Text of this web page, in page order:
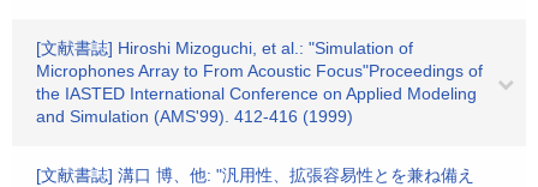
[文献書誌] Hiroshi Mizoguchi, et al.: "Simulation of
Microphones Array to From Acoustic Focus"Proceedings of
the IASTED International Conference on Applied Modeling
and Simulation (AMS'99). 412-416 (1999)
[文献書誌] 溝口 博、他: "汎用性、拡張容易性とを兼ね備え